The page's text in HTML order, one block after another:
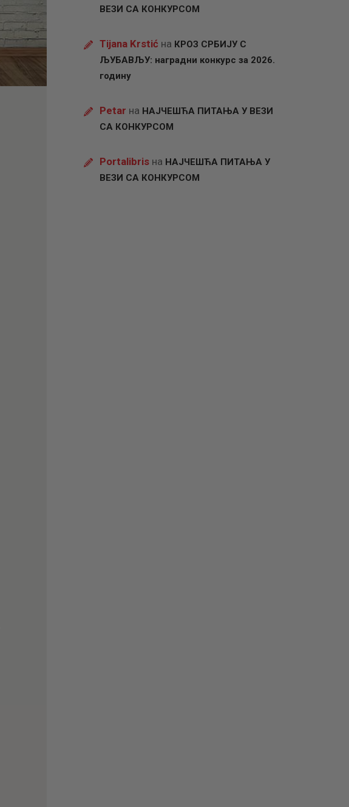
ВЕЗИ СА КОНКУРСОМ
Tijana Krstić на КРОЗ СРБИЈУ С
ЉУБАВЉУ: наградни конкурс за 2026.
годину
Petar на НАЈЧЕШЋА ПИТАЊА У ВЕЗИ
СА КОНКУРСОМ
Portalibris на НАЈЧЕШЋА ПИТАЊА У
ВЕЗИ СА КОНКУРСОМ